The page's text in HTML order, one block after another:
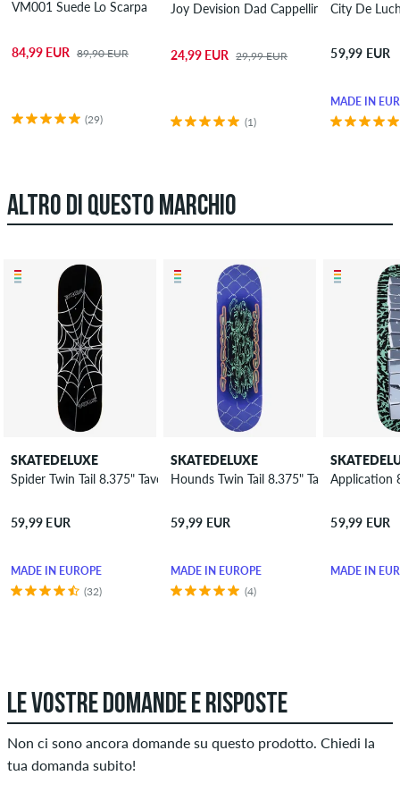
VM001 Suede Lo Scarpa
84,99 EUR 89,90 EUR
(29)
Joy Devision Dad Cappellino
24,99 EUR 29,99 EUR
(1)
City De
59,99 EUR
MADE IN
ALTRO DI QUESTO MARCHIO
SKATEDELUXE
Spider Twin Tail 8.375" Tavola da skateboard
59,99 EUR
MADE IN EUROPE
(32)
SKATEDELUXE
Hounds Twin Tail 8.375" Tavola da
59,99 EUR
MADE IN EUROPE
(4)
Application
59,99 EUR
MADE IN
LE VOSTRE DOMANDE E RISPOSTE
Non ci sono ancora domande su questo prodotto. Chiedi la
tua domanda subito!